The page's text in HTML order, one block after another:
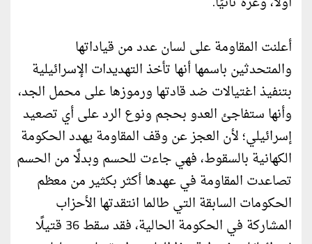
أعلنت المقاومة على لسان عدد من قياداتها
والمتحدثين باسمها أنها تأخذ التهديدات الإسرائيلية
بتنفيذ اغتيالات ضد قادتها ورموزها على محمل الجد،
وأنها ستفاجئ العدو بحجم ونوع الرد على أي تصعيد
إسرائيلي؛ لأن العجز عن وقف المقاومة يهدد الحكومة
الكهانية بالسقوط، فهي جاءت للحسم وبدلًا من الحسم
تصاعدت المقاومة في عهدها أكثر بكثير من معظم
الحكومات السابقة التي طالما انتقدتها الأحزاب
المشاركة في الحكومة الحالية، فقد سقط 36 قتيلًا